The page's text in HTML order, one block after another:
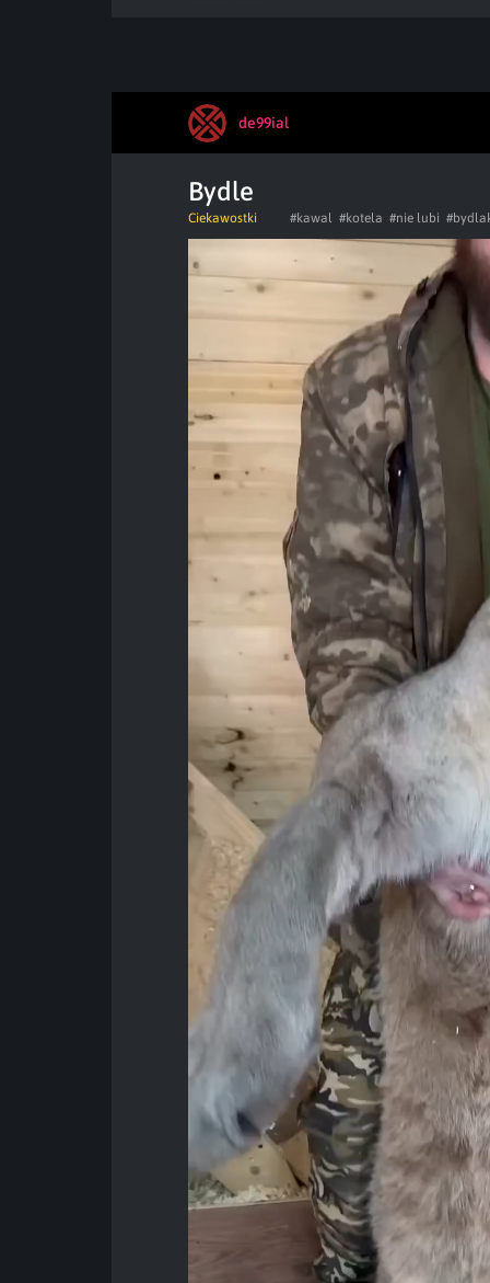
de99ial
Bydle
Ciekawostki #kawal #kotela #nie lubi